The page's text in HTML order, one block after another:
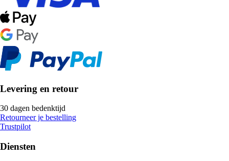
Levering en retour
30 dagen bedenktijd
Retourneer je bestelling
Trustpilot
Diensten